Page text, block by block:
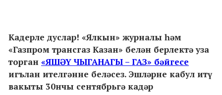
Кадерле дуслар! «Ялкын» журналы һәм
«Газпром трансгаз Казан» белән берлектә уза
торган «ЯШӘҮ ЧЫГАНАГЫ – ГАЗ» бәйгесе
игълан ителгәнне беләсез. Эшләрне кабул итү
вакыты 30нчы сентябрьгә кадәр